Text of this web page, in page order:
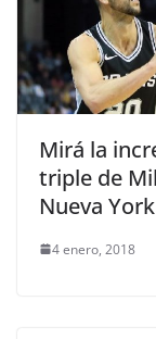
Mirá la
triple de
Nueva York
4 enero, 2018